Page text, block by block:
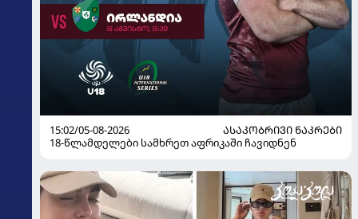
15:02/05-08-2026
ᲐᲡᲐᲙᲝᲑᲠᲘᲕᲘ ᲜᲐᲙᲠᲔᲑᲘ
18-წლამდელები სამხრეთ აფრიკაში ჩავიდნენ